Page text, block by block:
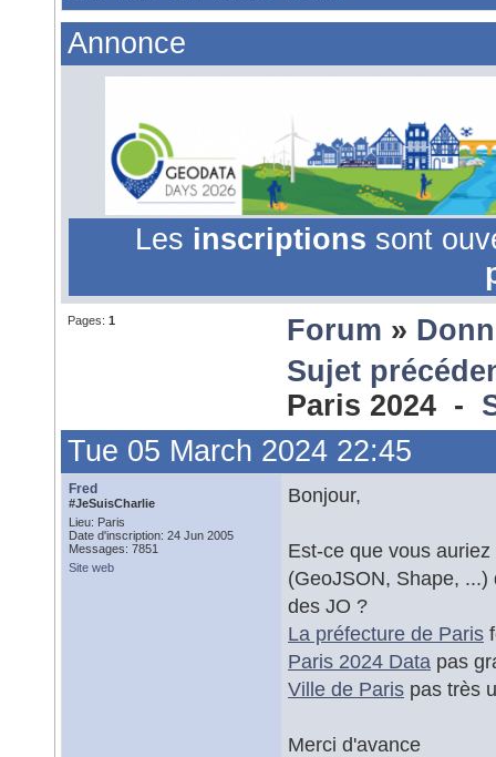
Annonce
Les inscriptions sont
Pages: 1 Forum »
Sujet
Paris 2024 -
Tue 05 March 2024 22:45
Fred
#JeSuisCharlie
Lieu: Paris
Date d'inscription: 24 Jun 2005
Messages: 7851
Site web
Bonjour,
Est-ce que vous
(GeoJSON, Shape,
des JO ?
La préfecture de Paris
Paris 2024 Data pas
Ville de Paris pas très
Merci d'avance